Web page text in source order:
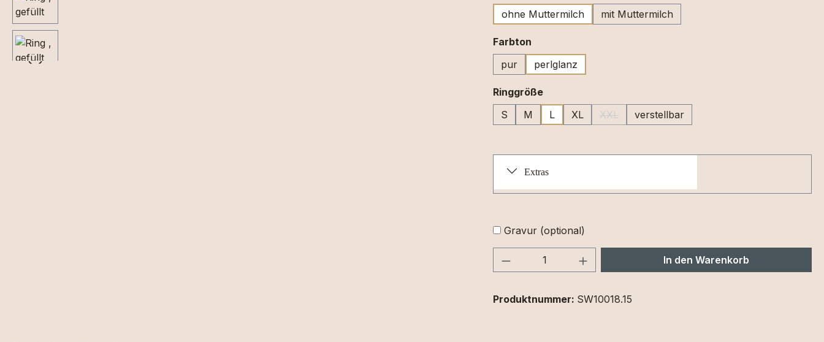
ohne Muttermilch
mit Muttermilch
Farbton
pur
perlglanz
Ringgrößeauswählen
S
M L XL XXL
(Diese Option ist zurzeit nicht verfügbar.)
verstellbar
Extras
Gravur (optional)
Produkt Anzahl: Gib den gewünschten Wert
In den Warenkorb
Produktnummer: SW10018.15